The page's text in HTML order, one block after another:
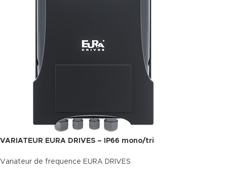
VARIATEUR EURA DRIVES – IP66 mono/tri
Variateur de frequence EURA DRIVES